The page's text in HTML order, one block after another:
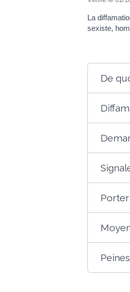
La
sexiste,
De